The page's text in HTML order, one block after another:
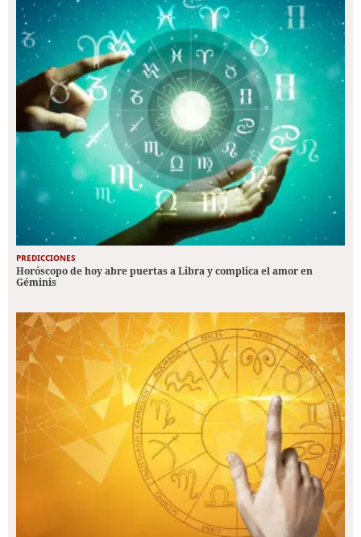
PREDICCIONES
Horóscopo de hoy abre puertas a Libra y complica el amor en
Géminis